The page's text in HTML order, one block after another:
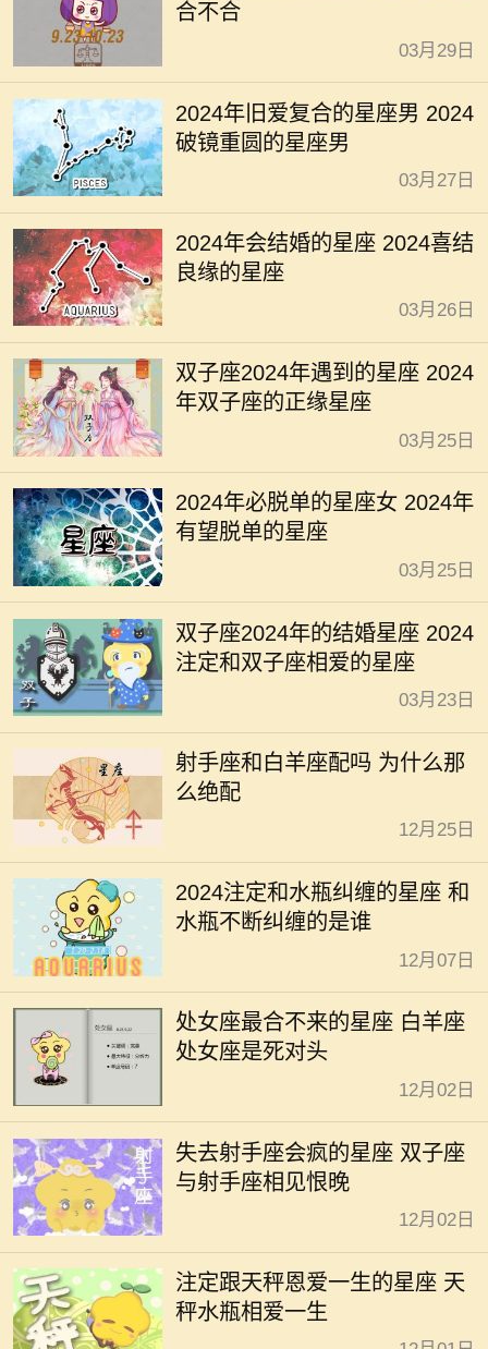
合不合
03月29日
2024年旧爱复合的星座男 2024
破镜重圆的星座男
03月27日
2024年会结婚的星座 2024喜结
良缘的星座
03月26日
双子座2024年遇到的星座 2024
年双子座的正缘星座
03月25日
2024年必脱单的星座女 2024年
有望脱单的星座
03月25日
双子座2024年的结婚星座 2024
注定和双子座相爱的星座
03月23日
射手座和白羊座配吗 为什么那
么绝配
12月25日
2024注定和水瓶纠缠的星座 和
水瓶不断纠缠的是谁
12月07日
处女座最合不来的星座 白羊座
处女座是死对头
12月02日
失去射手座会疯的星座 双子座
与射手座相见恨晚
12月02日
注定跟天秤恩爱一生的星座 天
秤水瓶相爱一生